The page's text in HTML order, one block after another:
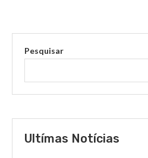
Pesquisar
Ultímas Notícias